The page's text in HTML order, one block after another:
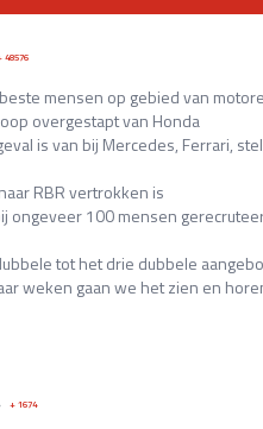
48576
mensen op gebied van
overgestapt van Honda
is van bij Mercedes, Ferrari,
RBR vertrokken is
ongeveer 100 mensen
tot het drie dubbele
weken gaan we het zien en
+1674